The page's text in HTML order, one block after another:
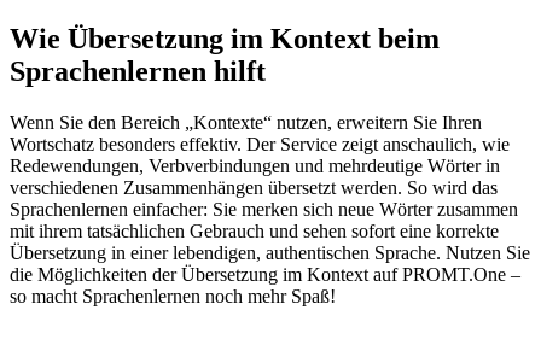
Wie Übersetzung im Kontext beim
Sprachenlernen hilft
Wenn Sie den Bereich „Kontexte“ nutzen, erweitern Sie Ihren
Wortschatz besonders effektiv. Der Service zeigt anschaulich, wie
Redewendungen, Verbverbindungen und mehrdeutige Wörter in
verschiedenen Zusammenhängen übersetzt werden. So wird das
Sprachenlernen einfacher: Sie merken sich neue Wörter zusammen
mit ihrem tatsächlichen Gebrauch und sehen sofort eine korrekte
Übersetzung in einer lebendigen, authentischen Sprache. Nutzen Sie
die Möglichkeiten der Übersetzung im Kontext auf PROMT.One –
so macht Sprachenlernen noch mehr Spaß!